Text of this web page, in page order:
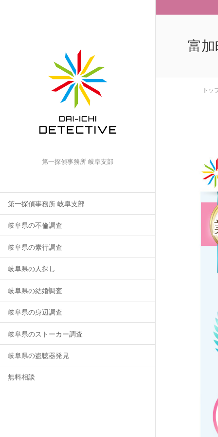
第一探偵事務所 岐阜支部
第一探偵事務所 岐阜支部
岐阜県の不倫調査
岐阜県の素行調査
岐阜県の人探し
岐阜県の結婚調査
岐阜県の身辺調査
岐阜県のストーカー調査
岐阜県の盗聴器発見
無料相談
富
トッ